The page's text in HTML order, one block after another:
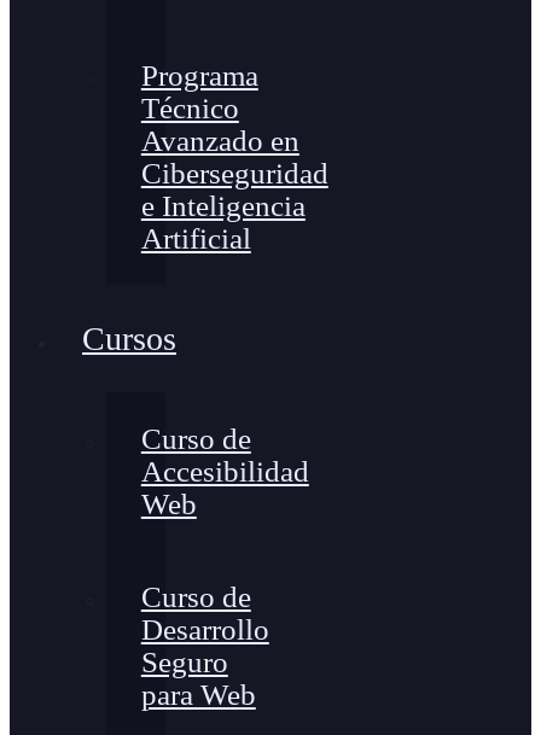
Programa
Técnico
Avanzado en
Ciberseguridad
e Inteligencia
Artificial
Cursos
Curso de
Accesibilidad
Web
Curso de
Desarrollo
Seguro
para Web